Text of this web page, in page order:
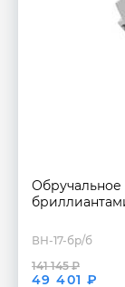
Обручальное
ВН-17-бр/б
49 401 ₽
141 145 ₽